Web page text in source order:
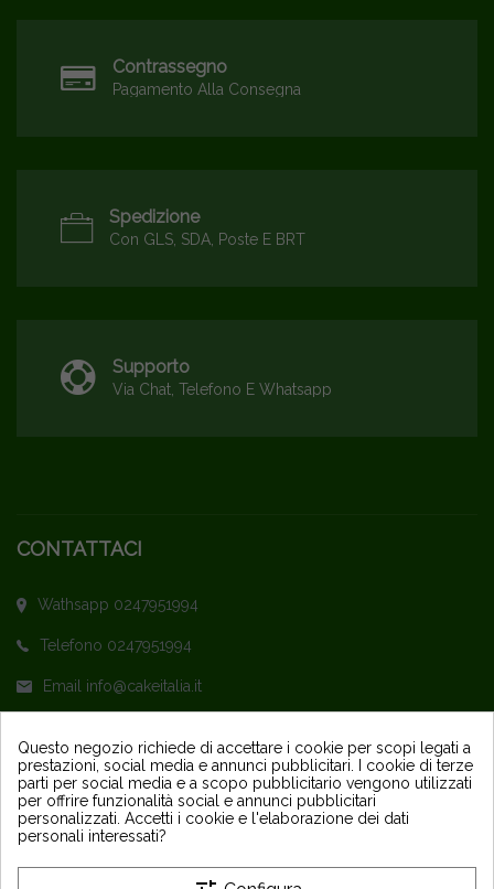
Contrassegno
Pagamento Alla Consegna
Spedizione
Con GLS, SDA, Poste E BRT
Supporto
Via Chat, Telefono E Whatsapp
CONTATTACI
Wathsapp 0247951994
Telefono 0247951994
Email info@cakeitalia.it
dalle ore 9,30 alle 14 e dalle 15 alle 18
Questo negozio richiede di accettare i cookie per scopi legati a
prestazioni, social media e annunci pubblicitari. I cookie di terze
parti per social media e a scopo pubblicitario vengono utilizzati
per offrire funzionalità social e annunci pubblicitari
personalizzati. Accetti i cookie e l'elaborazione dei dati
personali interessati?